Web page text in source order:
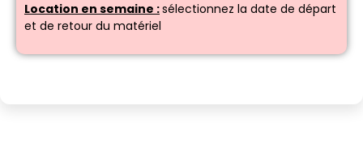
Location en semaine :sélectionnez la date de départ
et de retour du matériel